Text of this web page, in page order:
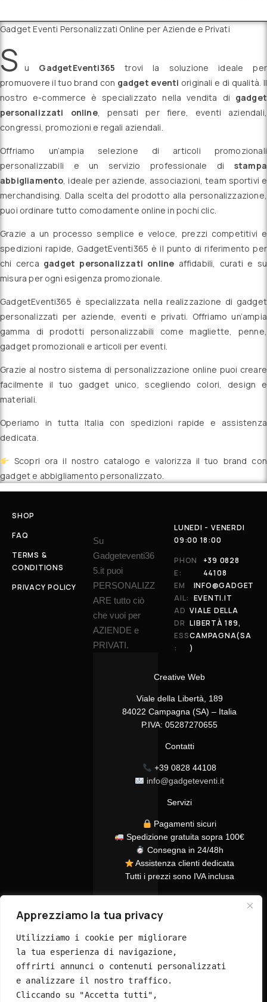
Apprezziamo la tua privacy
Utilizziamo i cookie per migliorare
la tua esperienza di navigazione,
offrirti annunci o contenuti personalizzati
e analizzare il nostro traffico.
Cliccando su "Accetta tutti",
Gadget Eventi Personalizzati Online per Aziende e Privati
S u GadgetEventi365 trovi la soluzione ideale per
promuovere il tuo brand con gadget eventi originali e di qualità. Il
nostro e-commerce è specializzato nella vendita di gadget
personalizzati online, pensati per fiere, eventi aziendali,
congressi, promozioni e regali aziendali.
Offriamo un’ampia selezione di articoli promozionali
personalizzabili e un servizio professionale di stampa
abbigliamento, ideale per aziende, associazioni, team sportivi e
merchandising. Dalla scelta del prodotto alla personalizzazione,
puoi ordinare tutto comodamente online in pochi clic.
Grazie a un processo semplice e veloce, prezzi competitivi e
spedizioni rapide, GadgetEventi365 è il punto di riferimento per
chi cerca gadget personalizzati online affidabili, curati e su
misura per ogni esigenza promozionale.
GadgetEventi365 è specializzata nella realizzazione di gadget
personalizzati per aziende, eventi e privati. Offriamo un’ampia
gamma di prodotti personalizzabili come magliette, penne,
gadget promozionali e articoli per eventi.
Grazie al nostro sistema di personalizzazione online puoi creare
facilmente il tuo gadget unico, scegliendo colori, design e
materiali.
Operiamo in tutta Italia con spedizioni rapide e assistenza
dedicata.
Scopri ora il nostro catalogo e valorizza il tuo brand con
gadget e abbigliamento personalizzato.
SHOP
FAQ
TERMS &
CONDITIONS
PRIVACY POLICY
Su
Gadgeteventi36
5.it puoi
PERSONALIZZ
ARE tutto ciò
che vuoi per
AZIENDE e
PRIVATI.
Creative Web
Viale della Libertà, 189
84022 Campagna (SA) – Italia
P.IVA: 05287270655
Contatti
+39 0828 44108
info@gadgeteventi.it
Servizi
Pagamenti sicuri
Spedizione gratuita sopra 100€
Consegna in 24/48h
Assistenza clienti dedicata
Tutti i prezzi sono IVA inclusa
LUNEDI - VENERDI
09:00 18:00
PHON
E:
+39 0828
44108
EM
AIL:
INFO@GADGET
EVENTI.IT
AD
DR
ESS
:
VIALE DELLA
LIBERTÀ 189,
CAMPAGNA(SA
)
© 2026 GadgetEventi365.it - Tutti i diritti riservati